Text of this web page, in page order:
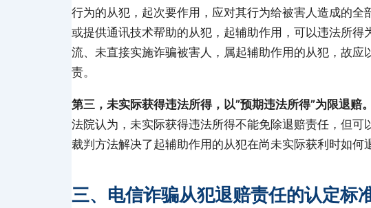
行为的从犯，起次要作用，应对其行为给被害人造成的
或提供通讯技术帮助的从犯，起辅助作用，可以违法所得
流、未直接实施诈骗被害人，属起辅助作用的从犯，故应
责。
第三，未实际获得违法所得，以”预期违法所得”为限退赔。
法院认为，未实际获得违法所得不能免除退赔责任，但可
裁判方法解决了起辅助作用的从犯在尚未实际获利时如何
三、电信诈骗从犯退赔责任的认定标